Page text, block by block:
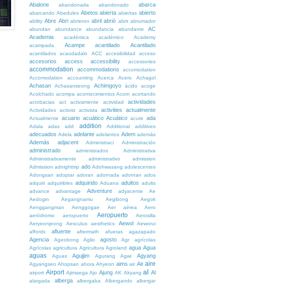
Abalone abandonada abandonado abarca
abarcando Abedules Abetos abierta abiertas abierto
ability Abre Abri abrieron abril abrió abrir abrumador
abundan
abundance abundancia abundante
AC
Academia
académica académico
Academy
acampada
Acampe acantilado Acantilado
acantilados acaudadalo ACC accesibilidad acceso
accesorios access accessibility accessories
accommodation accommodations
accomodation
Accomodation
accounting Acerca Acero Achagol
Achasan Achasanseong Achimgoyo ácido
acoge
Acolchado acompa acontecimientos Acorn acortando
acrobacias
act activamente actividad actividades
Actividades activist activista activities actualmente
Actualmente acuario acuático Acuático acute ada
Adala adas add addition Additional additives
adecuados Adela adelante adelantos Adem además
Además adjacent Administraci Administración
administrado administrados
Administrativa
Administrativamente
administrativo
admission
Admission adnighttrip ado Adohwasang adolescentes
Adongsan adoptar adoran adornada adornan ados
adquiri adquiribles adquirido Aduana adultos adults
advance
advantage Adventure adyacente
Ae
Aedogin
Aegangnamu Aegibong
Aegok
Aenggangman
Aenggogae Aer aérea
Aero
aeródromo
aeropuerto Aeropuerto
Aerosilla
Aeryeonjeong
Aesculus aesthetics Aewol
Aeworui
affords
afluente aftermath afueras agazapado
Agencia Ageobong Aglio agosto Agr
agrícolas
Agrícolas agricultura Agricultura Agroland agua Agua
aguas Aguas Agujjim Agurang Agwi Agyang
Agyangseo Ahopsan ahora Ahyeon aims air Air aire
airport Airport Ajimaega Ajo Ajung AK Akyang al Al
alargada alberga albergaba Albergando
albergar